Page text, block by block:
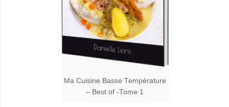
Ma Cuisine Basse Température
– Best of -Tome 1